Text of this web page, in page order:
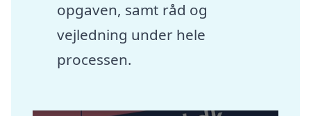
opgaven, samt råd og
vejledning under hele
processen.